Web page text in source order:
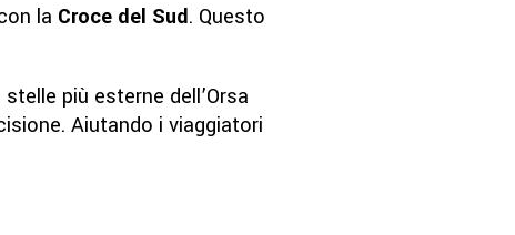
la Croce del Sud. Questo
più esterne dell’Orsa
Aiutando i viaggiatori